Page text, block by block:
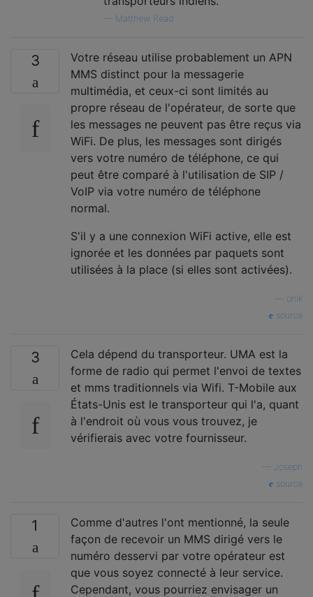
Matthew Read
3
Votre réseau utilise probablement un APN
MMS distinct pour la messagerie
multimédia, et ceux-ci sont limités au
propre réseau de l'opérateur, de sorte que
les messages ne peuvent pas être reçus via
WiFi. De plus, les messages sont dirigés
vers votre numéro de téléphone, ce qui
peut être comparé à l'utilisation de SIP /
VoIP via votre numéro de téléphone
normal.
S'il y a une connexion WiFi active, elle est
ignorée et les données par paquets sont
utilisées à la place (si elles sont activées).
onik
source
3
Cela dépend du transporteur. UMA est la
forme de radio qui permet l'envoi de textes
et mms traditionnels via Wifi. T-Mobile aux
États-Unis est le transporteur qui l'a, quant
à l'endroit où vous vous trouvez, je
vérifierais avec votre fournisseur.
Joseph
source
1
Comme d'autres l'ont mentionné, la seule
façon de recevoir un MMS dirigé vers le
numéro desservi par votre opérateur est
que vous soyez connecté à leur service.
Cependant, vous pourriez envisager un